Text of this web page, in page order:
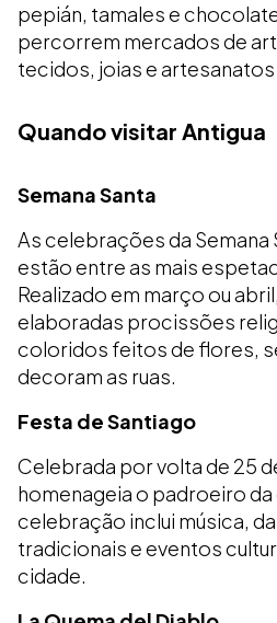
pepián, tamales e
percorrem mercados de
tecidos, joias e
Quando visitar Antigua
Semana Santa
As celebrações da Semana
estão entre as mais
Realizado em março ou
elaboradas procissões
coloridos feitos de flores,
decoram as ruas.
Festa de Santiago
Celebrada por volta de 25
homenageia o padroeiro da
celebração inclui música,
tradicionais e eventos
cidade.